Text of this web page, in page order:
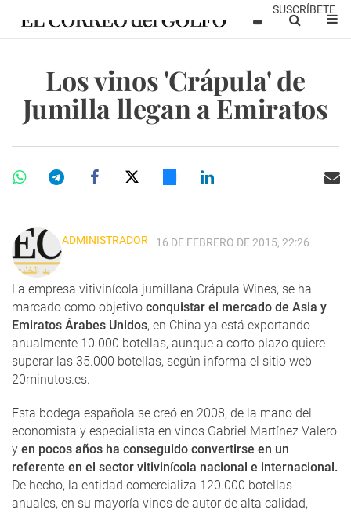
SUSCRÍBETE
Los vinos 'Crápula' de
Jumilla llegan a Emiratos
ADMINISTRADOR 16 DE FEBRERO DE 2015, 22:26
La empresa vitivinícola jumillana Crápula Wines, se ha
marcado como objetivo conquistar el mercado de Asia y
Emiratos Árabes Unidos, en China ya está exportando
anualmente 10.000 botellas, aunque a corto plazo quiere
superar las 35.000 botellas, según informa el sitio web
20minutos.es.
Esta bodega española se creó en 2008, de la mano del
economista y especialista en vinos Gabriel Martínez Valero
y en pocos años ha conseguido convertirse en un
referente en el sector vitivinícola nacional e internacional.
De hecho, la entidad comercializa 120.000 botellas
anuales, en su mayoría vinos de autor de alta calidad,